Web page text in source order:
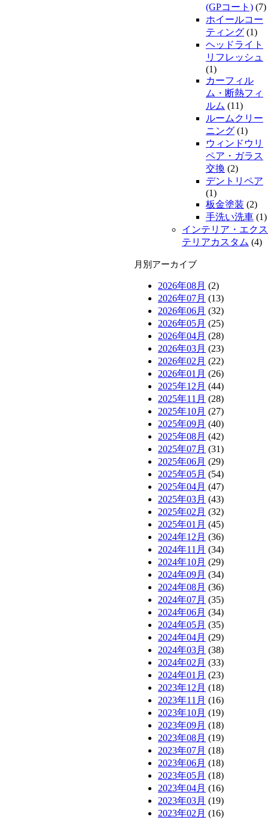
(GPコート) (7)
ホイールコー
ティング (1)
ヘッドライト
リフレッシュ
(1)
カーフィル
ム・断熱フィ
ルム (11)
ルームクリー
ニング (1)
ウィンドウリ
ペア・ガラス
交換 (2)
デントリペア
(1)
板金塗装 (2)
手洗い洗車 (1)
インテリア・エクス
テリアカスタム (4)
月別アーカイブ
2026年08月 (2)
2026年07月 (13)
2026年06月 (32)
2026年05月 (25)
2026年04月 (28)
2026年03月 (23)
2026年02月 (22)
2026年01月 (26)
2025年12月 (44)
2025年11月 (28)
2025年10月 (27)
2025年09月 (40)
2025年08月 (42)
2025年07月 (31)
2025年06月 (29)
2025年05月 (54)
2025年04月 (47)
2025年03月 (43)
2025年02月 (32)
2025年01月 (45)
2024年12月 (36)
2024年11月 (34)
2024年10月 (29)
2024年09月 (34)
2024年08月 (36)
2024年07月 (35)
2024年06月 (34)
2024年05月 (35)
2024年04月 (29)
2024年03月 (38)
2024年02月 (33)
2024年01月 (23)
2023年12月 (18)
2023年11月 (16)
2023年10月 (19)
2023年09月 (18)
2023年08月 (19)
2023年07月 (18)
2023年06月 (18)
2023年05月 (18)
2023年04月 (16)
2023年03月 (19)
2023年02月 (16)